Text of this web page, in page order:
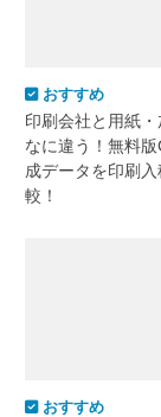
おすすめ
印刷会社と用紙
なに違う！無料
成データを印刷
較！
おすすめ